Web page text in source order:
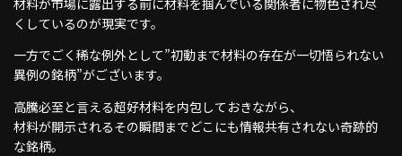
くしているのが現実です。
一方でごく稀な例外として”初動まで材料の存在が一切悟られない
異例の銘柄”がございます。
高騰必至と言える超好材料を内包しておきながら、
材料が開示されるその瞬間までどこにも情報共有されない奇跡的
な銘柄。